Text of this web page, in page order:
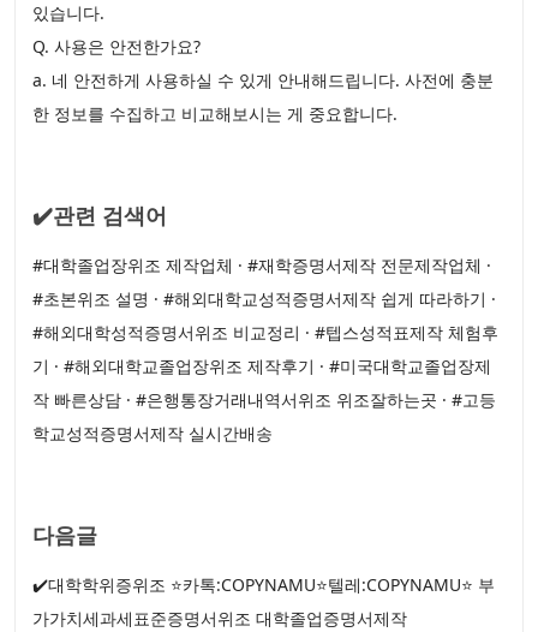
있습니다.
Q. 사용은 안전한가요?
a. 네 안전하게 사용하실 수 있게 안내해드립니다. 사전에 충분
한 정보를 수집하고 비교해보시는 게 중요합니다.
✔️관련 검색어
#대학졸업장위조 제작업체 · #재학증명서제작 전문제작업체 ·
#초본위조 설명 · #해외대학교성적증명서제작 쉽게 따라하기 ·
#해외대학성적증명서위조 비교정리 · #텝스성적표제작 체험후
기 · #해외대학교졸업장위조 제작후기 · #미국대학교졸업장제
작 빠른상담 · #은행통장거래내역서위조 위조잘하는곳 · #고등
학교성적증명서제작 실시간배송
다음글
✔️대학학위증위조 ⭐카톡:COPYNAMU⭐텔레:COPYNAMU⭐ 부
가가치세과세표준증명서위조 대학졸업증명서제작